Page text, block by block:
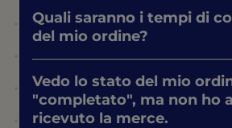
Quali saranno i tempi di
del mio ordine?
Vedo lo stato del mio
"completato", ma non ho
ricevuto la merce.